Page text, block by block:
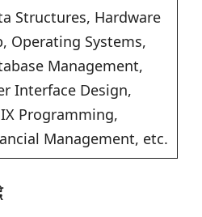
Structures, Hardware
Operating Systems,
Management,
Interface Design,
Programming,
Management, etc.